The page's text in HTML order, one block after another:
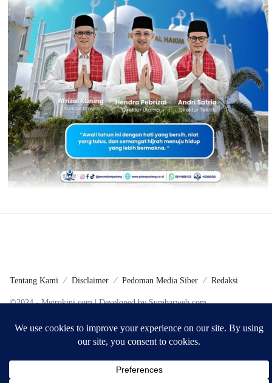
Tentang Kami Disclaimer Pedoman Media Siber Redaksi
©2024 - Metrokini.com | Developed by Sumbarweb.com